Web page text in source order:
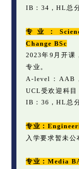
IB：34，HL总
专业：
Change BSc
2023年9月开课
专业。
A-level：AAB
UCL受欢迎科目
IB：36，HL总
专业：
入学要求暂未公
专业：Media